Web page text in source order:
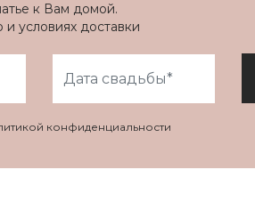
к Вам домой.
условиях доставки
конфиденциальности